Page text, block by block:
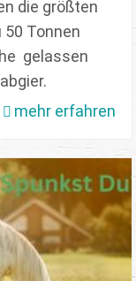
die größten
Tonnen
gelassen
mehr erfahren